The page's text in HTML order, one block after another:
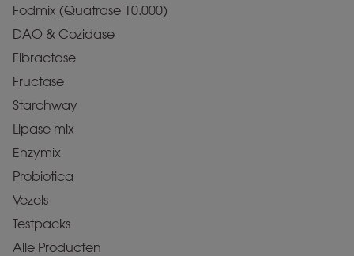
Fodmix (Quatrase 10.000)
DAO & Cozidase
Fibractase
Fructase
Starchway
Lipase mix
Enzymix
Probiotica
Vezels
Testpacks
Alle Producten